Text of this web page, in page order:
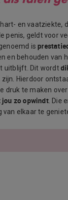
en vaatziekte,
penis, geldt voor
is
en behouden van
uitblijft. Dit wordt
Hierdoor
te maken over
jou zo opwindt. Die
elkaar te